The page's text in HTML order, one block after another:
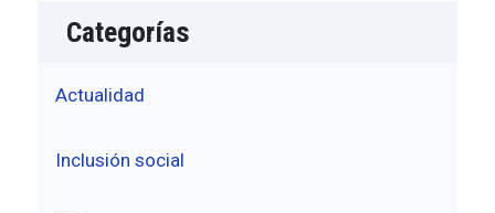
Categorías
Actualidad
Inclusión social